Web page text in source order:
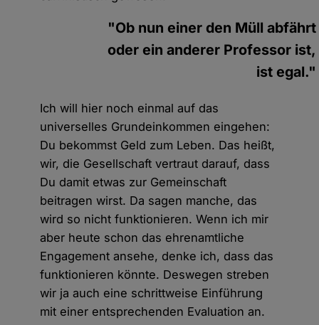
"Ob nun einer den Müll abfährt
oder ein anderer Professor ist,
ist egal."
Ich will hier noch einmal auf das
universelles Grundeinkommen eingehen:
Du bekommst Geld zum Leben. Das heißt,
wir, die Gesellschaft vertraut darauf, dass
Du damit etwas zur Gemeinschaft
beitragen wirst. Da sagen manche, das
wird so nicht funktionieren. Wenn ich mir
aber heute schon das ehrenamtliche
Engagement ansehe, denke ich, dass das
funktionieren könnte. Deswegen streben
wir ja auch eine schrittweise Einführung
mit einer entsprechenden Evaluation an.